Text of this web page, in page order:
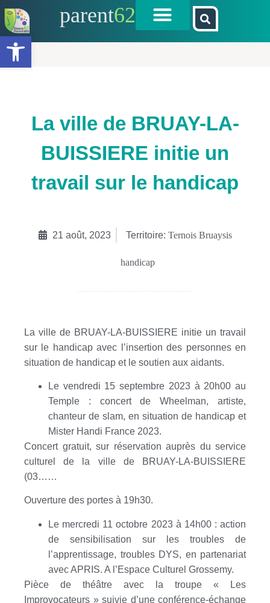
Ouvrir la barre d’outils
parent62
La ville de BRUAY-LA-
BUISSIERE initie un
travail sur le handicap
21 août, 2023 Territoire: Ternois Bruaysis
handicap
La ville de BRUAY-LA-BUISSIERE initie un travail
sur le handicap avec l’insertion des personnes en
situation de handicap et le soutien aux aidants.
Le vendredi 15 septembre 2023 à 20h00 au
Temple : concert de Wheelman, artiste,
chanteur de slam, en situation de handicap et
Mister Handi France 2023.
Concert gratuit, sur réservation auprès du service
culturel de la ville de BRUAY-LA-BUISSIERE
(03……
Ouverture des portes à 19h30.
Le mercredi 11 octobre 2023 à 14h00 : action
de sensibilisation sur les troubles de
l’apprentissage, troubles DYS, en partenariat
avec APRIS. A l’Espace Culturel Grossemy.
Pièce de théâtre avec la troupe « Les
Improvocateurs » suivie d’une conférence-échange